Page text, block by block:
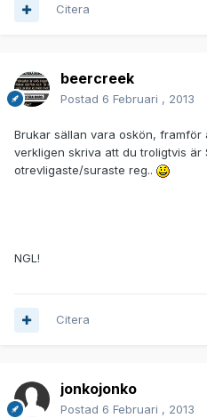
Citera
beercreek
Postad 6 Februari , 2013
Brukar sällan vara oskön, framför
verkligen skriva att du troligtvis är
otrevligaste/suraste reg..
NGL!
Citera
jonkojonko
Postad 6 Februari , 2013